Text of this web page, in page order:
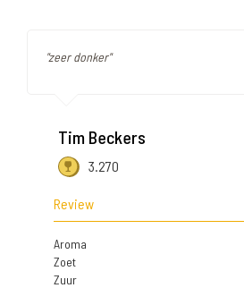
"zeer donker"
Tim Beckers
3.270
Review
Aroma
Zoet
Zuur